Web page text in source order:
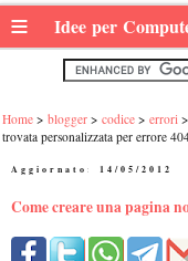
≡ Idee per
Home blogger codice errori
trovata personalizzata per errore
Aggiornato: 14/05/2012
Come creare una pagina